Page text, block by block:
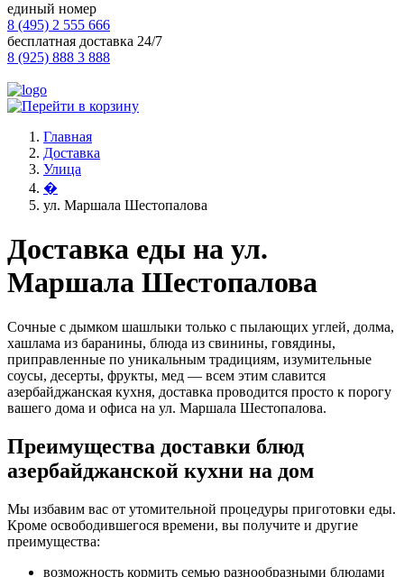
единый номер
8 (495) 2 555 666
бесплатная доставка 24/7
8 (925) 888 3 888
Главная
Доставка
Улица
�
ул. Маршала Шестопалова
Доставка еды на ул.
Маршала Шестопалова
Сочные с дымком шашлыки только с пылающих углей, долма,
хашлама из баранины, блюда из свинины, говядины,
приправленные по уникальным традициям, изумительные
соусы, десерты, фрукты, мед — всем этим славится
азербайджанская кухня, доставка проводится просто к порогу
вашего дома и офиса на ул. Маршала Шестопалова.
Преимущества доставки блюд
азербайджанской кухни на дом
Мы избавим вас от утомительной процедуры приготовки еды.
Кроме освободившегося времени, вы получите и другие
преимущества:
возможность кормить семью разнообразными блюдами